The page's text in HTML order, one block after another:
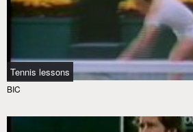
Tennis lessons
BIC